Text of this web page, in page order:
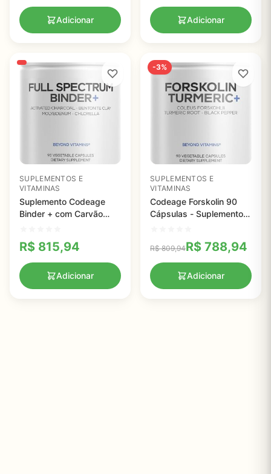
Adicionar Adicionar
SUPLEMENTOS E
VITAMINAS
Suplemento Codeage
Binder + com Carvão
Digestiva em Cápsulas
Veganas
R$ 815,94
Adicionar
-3%
SUPLEMENTOS E
VITAMINAS
Codeage Forskolin 90
Cápsulas - Suplemento
Melhora da Absorção
R$809,94R$ 788,94
Adicionar